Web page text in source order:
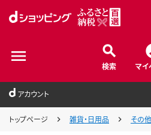
検索 マイ
アカウント
トップページ 雑貨・日用品 その